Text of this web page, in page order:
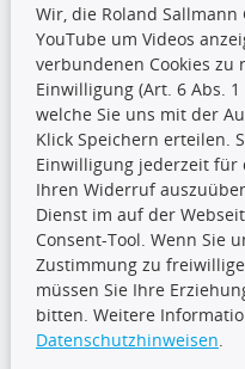
CARAT Gruppe
Folge uns
TecDoc Inside
Wir, die Roland
YouTube um Videos
verbundenen Cookies
Einwilligung (Art. 6 Abs. 1
welche Sie uns mit der
Klick Speichern erteilen.
Einwilligung jederzeit
Ihren Widerruf
Dienst im auf der
Consent-Tool. Wenn Sie
Zustimmung zu
müssen Sie Ihre
bitten. Weitere
Datenschutzhinweisen